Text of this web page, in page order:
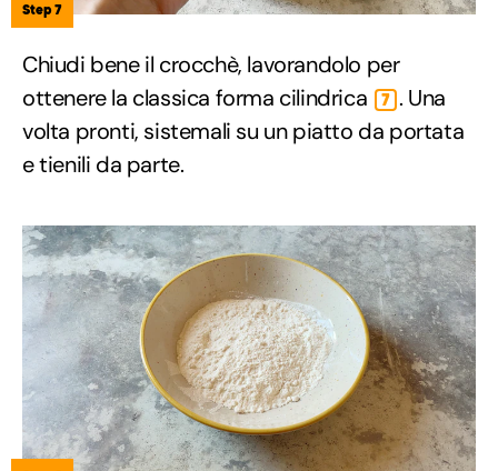
Step 7
Chiudi bene il crocchè, lavorandolo per
ottenere la classica forma cilindrica
7 . Una
volta pronti, sistemali su un piatto da portata
e tienili da parte.